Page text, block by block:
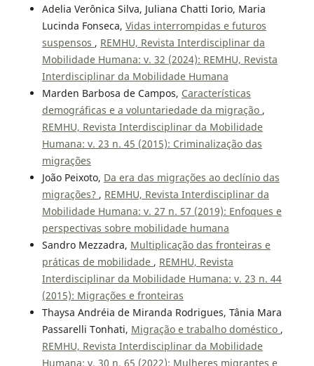
Adelia Verônica Silva, Juliana Chatti Iorio, Maria
Lucinda Fonseca, Vidas interrompidas e futuros
suspensos , REMHU, Revista Interdisciplinar da
Mobilidade Humana: v. 32 (2024): REMHU, Revista
Interdisciplinar da Mobilidade Humana
Marden Barbosa de Campos, Características
demográficas e a voluntariedade da migração ,
REMHU, Revista Interdisciplinar da Mobilidade
Humana: v. 23 n. 45 (2015): Criminalização das
migrações
João Peixoto, Da era das migrações ao declínio das
migrações? , REMHU, Revista Interdisciplinar da
Mobilidade Humana: v. 27 n. 57 (2019): Enfoques e
perspectivas sobre mobilidade humana
Sandro Mezzadra, Multiplicação das fronteiras e
práticas de mobilidade , REMHU, Revista
Interdisciplinar da Mobilidade Humana: v. 23 n. 44
(2015): Migrações e fronteiras
Thaysa Andréia de Miranda Rodrigues, Tânia Mara
Passarelli Tonhati, Migração e trabalho doméstico ,
REMHU, Revista Interdisciplinar da Mobilidade
Humana: v. 30 n. 65 (2022): Mulheres migrantes e